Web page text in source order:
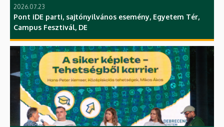
2026.07.23
Pont iDE parti, sajtónyilvános esemény, Egyetem Tér,
Campus Fesztivál, DE